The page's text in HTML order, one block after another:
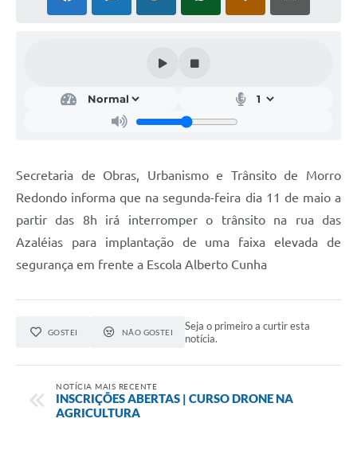
Carta de Serviços
Arquivos para Download
Links
R.H
Secretaria de Obras, Urbanismo e Trânsito de Morro
Redondo informa que na segunda-feira dia 11 de maio a
partir das 8h irá interromper o trânsito na rua das
Azaléias para implantação de uma faixa elevada de
segurança em frente a Escola Alberto Cunha
GOSTEI NÃO GOSTEI
Seja o primeiro a curtir esta
notícia.
NOTÍCIA MAIS RECENTE
INSCRIÇÕES ABERTAS | CURSO DRONE NA
AGRICULTURA